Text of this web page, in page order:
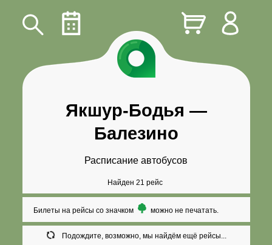
Якшур-Бодья —
Балезино
Расписание автобусов
Найден 21 рейс
Билеты на рейсы со значком можно не печатать.
Подождите, возможно, мы найдём ещё рейсы...